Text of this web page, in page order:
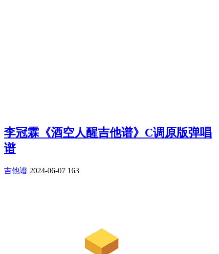
李冠霖《酒空人醒吉他谱》C调原版弹唱
谱
吉他谱 2024-06-07 163